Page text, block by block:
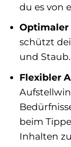
du es von
Optimaler
schützt
und Staub.
Flexibler
beim
Inhalten